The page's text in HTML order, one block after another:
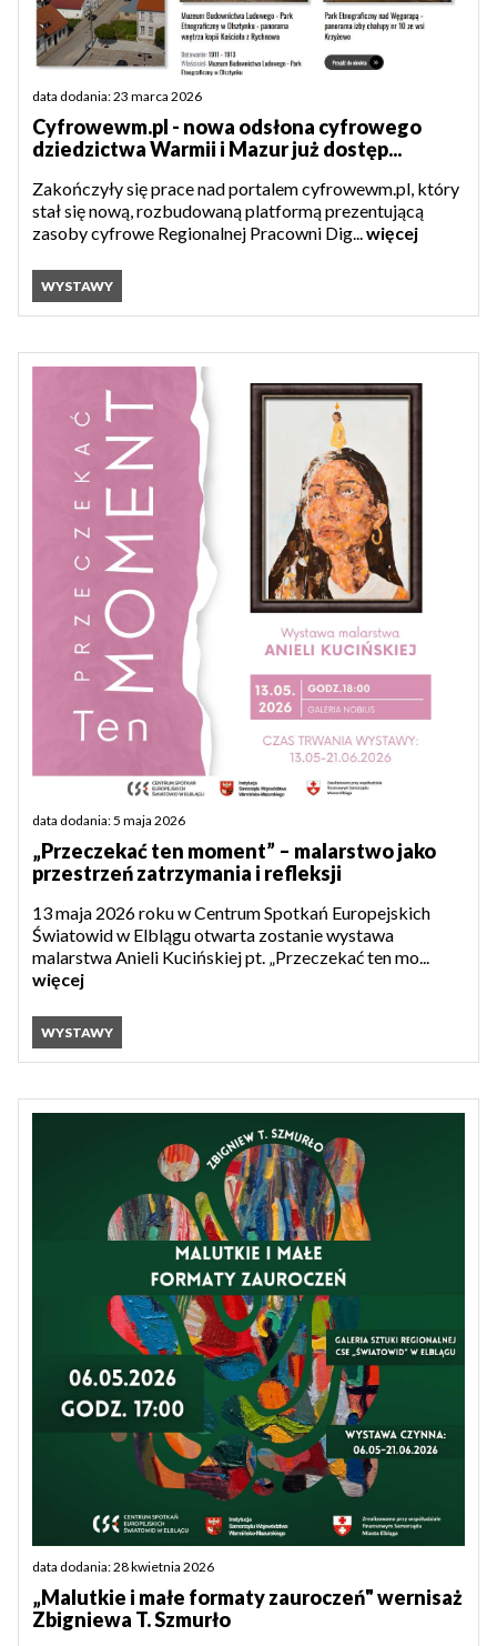
data dodania: 23 marca 2026
Cyfrowewm.pl - nowa odsłona cyfrowego
dziedzictwa Warmii i Mazur już dostęp...
Zakończyły się prace nad portalem cyfrowewm.pl, który
stał się nową, rozbudowaną platformą prezentującą
zasoby cyfrowe Regionalnej Pracowni Dig...więcej
WYSTAWY
data dodania: 5 maja 2026
„Przeczekać ten moment” – malarstwo jako
przestrzeń zatrzymania i refleksji
13 maja 2026 roku w Centrum Spotkań Europejskich
Światowid w Elblągu otwarta zostanie wystawa
malarstwa Anieli Kucińskiej pt. „Przeczekać ten mo...
więcej
WYSTAWY
data dodania: 28 kwietnia 2026
„Malutkie i małe formaty zauroczeń" wernisaż
Zbigniewa T. Szmurło